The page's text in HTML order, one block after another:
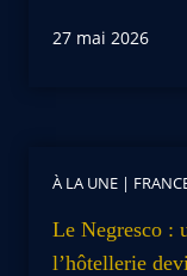
27 mai 2026
À LA UNE |
Le Negresco :
l’hôtellerie